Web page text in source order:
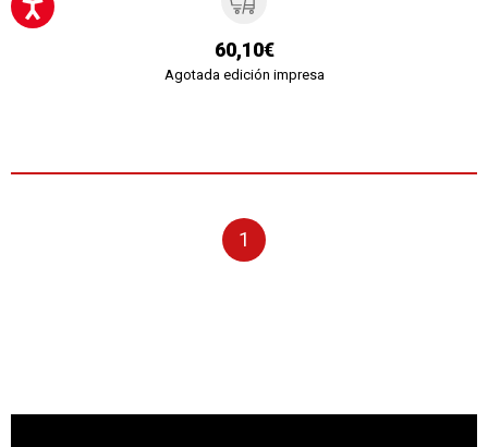
60,10€
Agotada edición impresa
1